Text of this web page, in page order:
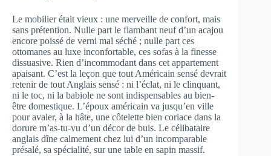
Le mobilier était vieux : une merveille de confort, mais
sans prétention. Nulle part le flambant neuf d’un acajou
encore poissé de verni mal séché ; nulle part ces
ottomanes au luxe inconfortable, ces sofas à la finesse
dissuasive. Rien d’incommodant dans cet appartement
apaisant. C’est la leçon que tout Américain sensé devrait
retenir de tout Anglais sensé : ni l’éclat, ni le clinquant,
ni le toc, ni la babiole ne sont indispensables au bien-
être domestique. L’époux américain va jusqu’en ville
pour avaler, à la hâte, une côtelette bien coriace dans la
dorure m’as-tu-vu d’un décor de buis. Le célibataire
anglais dîne calmement chez lui d’un incomparable
présalé, sa spécialité, sur une table en sapin massif.